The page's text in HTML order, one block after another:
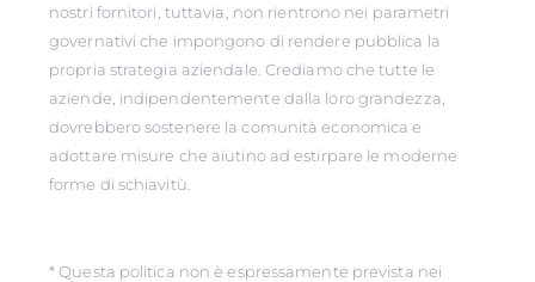
nostri fornitori, tuttavia, non rientrono nei parametri
governativi che impongono di rendere pubblica la
propria strategia aziendale. Crediamo che tutte le
aziende, indipendentemente dalla loro grandezza,
dovrebbero sostenere la comunità economica e
adottare misure che aiutino ad estirpare le moderne
forme di schiavitù.
* Questa politica non è espressamente prevista nei